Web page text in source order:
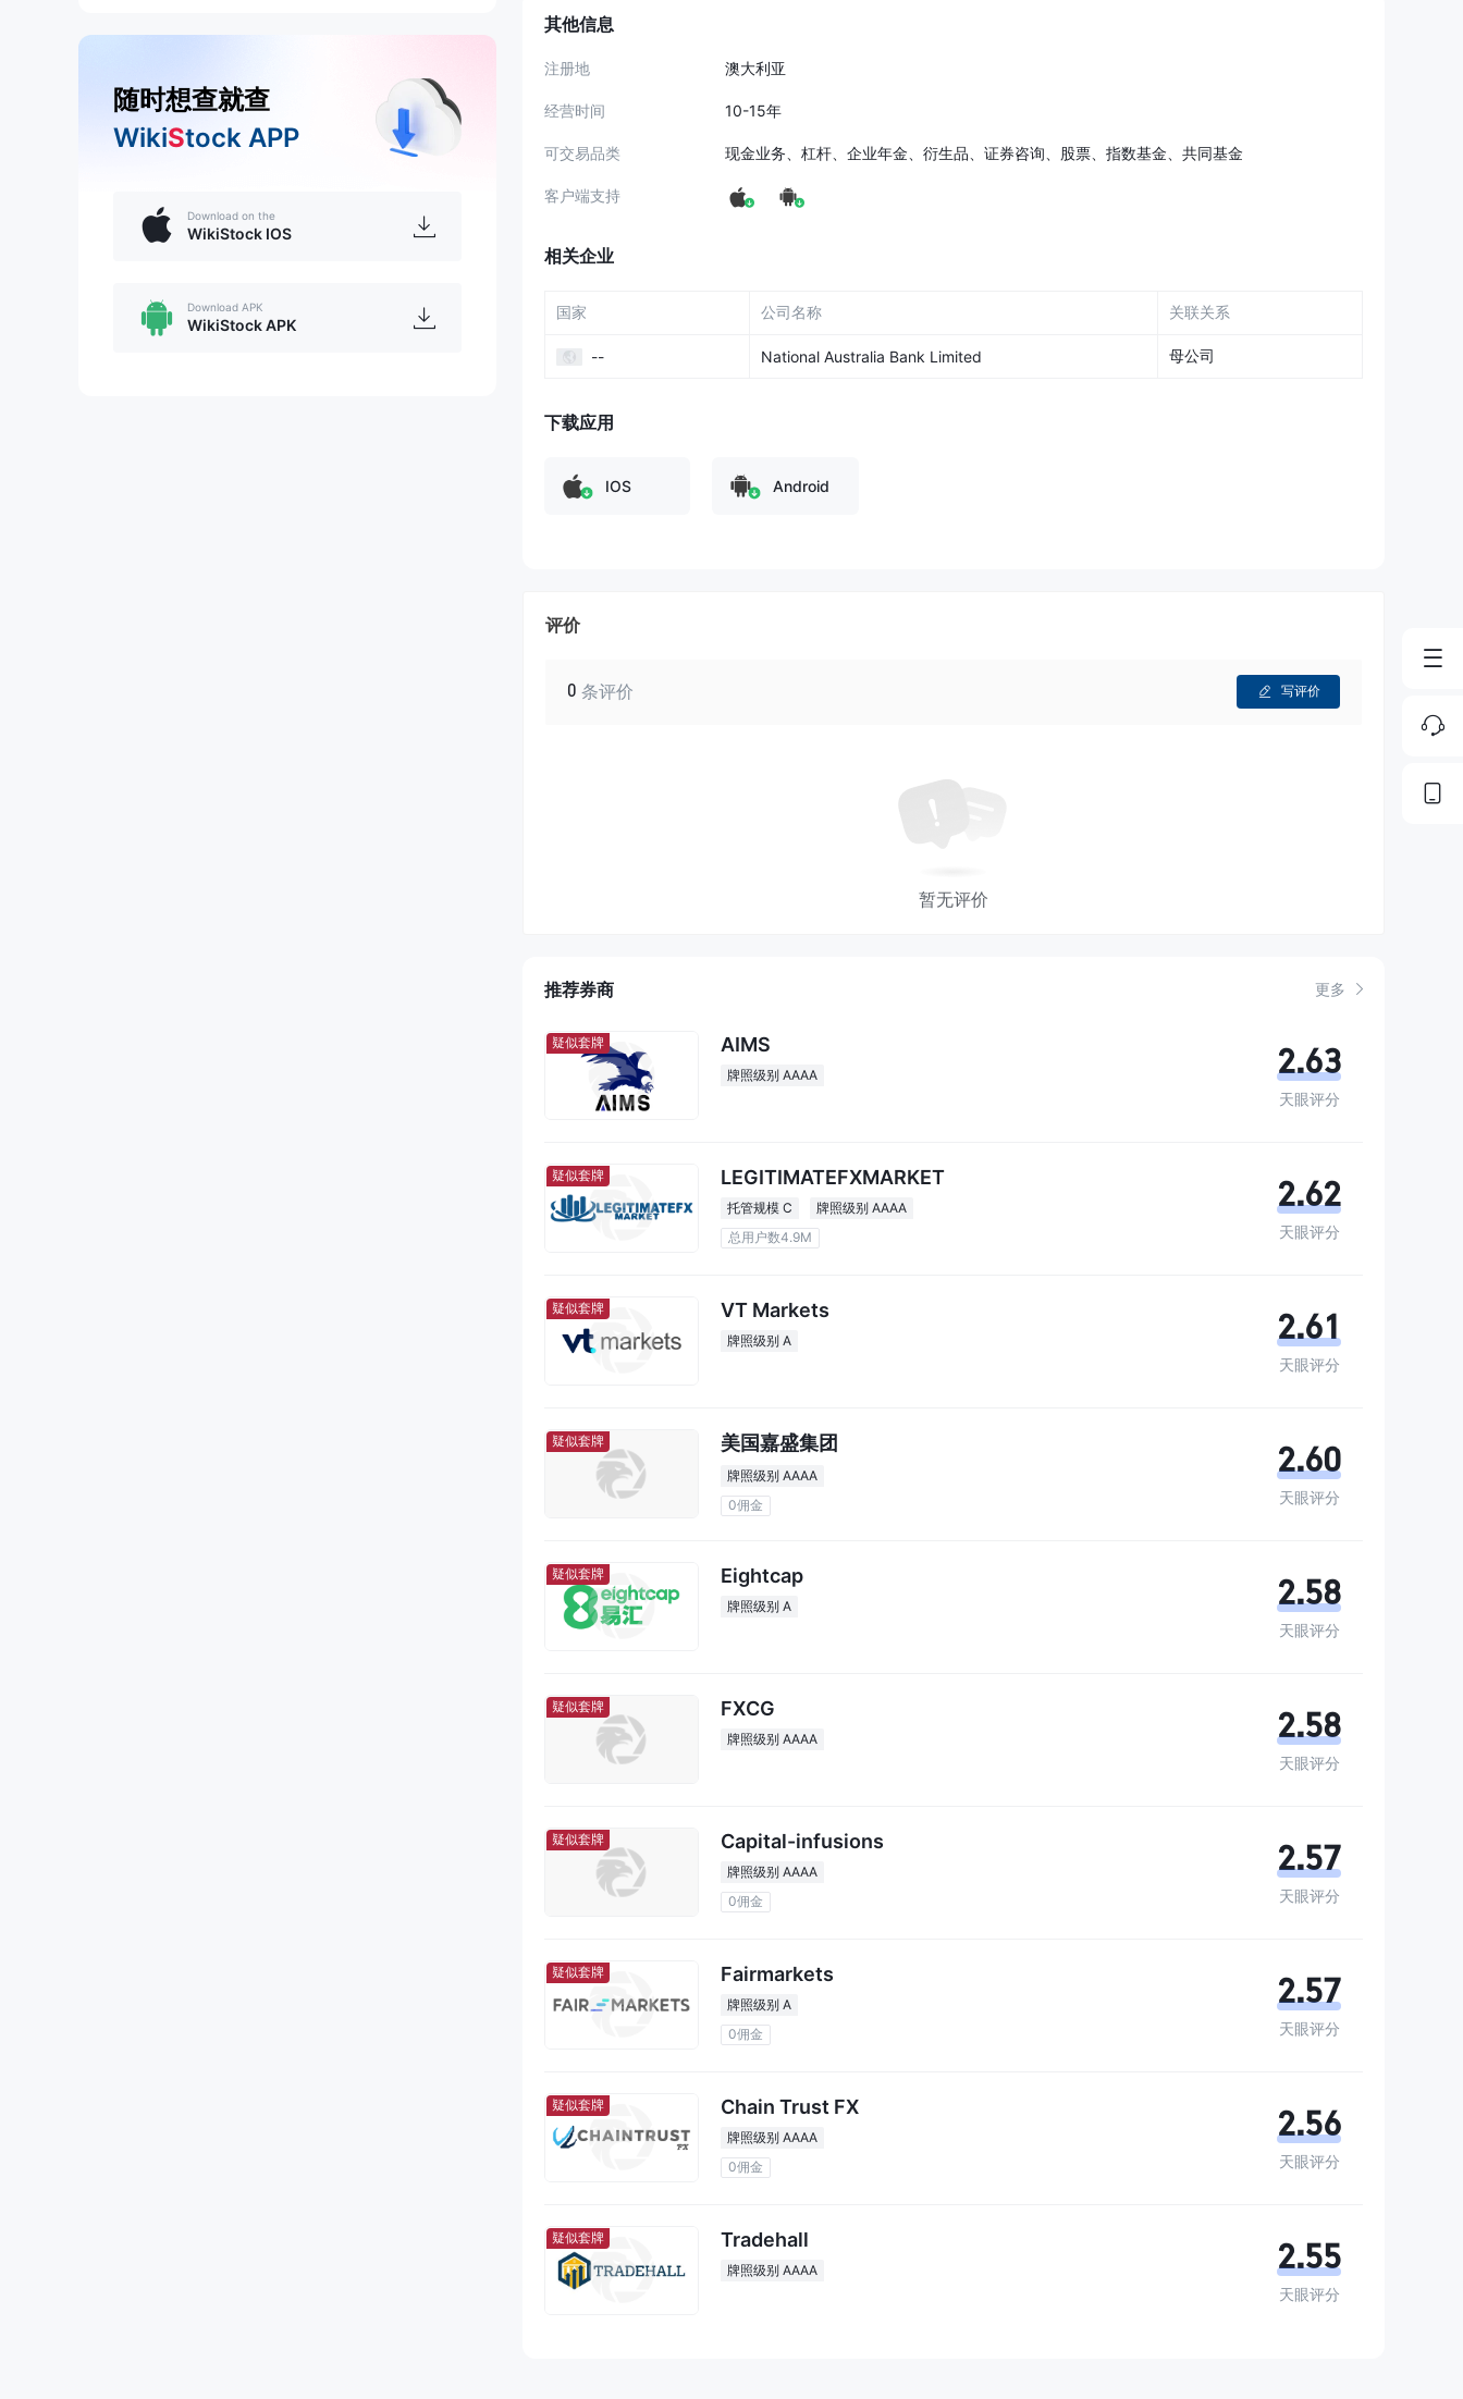
随时想查就查
WikiStock APP
Download on the
WikiStock IOS
Download APK
WikiStock APK
其他信息
注册地 澳大利亚
经营时间 10-15年
可交易品类 现金业务、杠杆、企业年金、衍生品、证券咨询、股票、指数基金、共同基金
客户端支持
相关企业
国家 公司名称 关联关系
-- National Australia Bank Limited 母公司
下载应用
IOS Android
评价
0 条评价 写评价
暂无评价
推荐券商 更多
疑似套牌 AIMS
牌照级别 AAAA 2.63
天眼评分
疑似套牌 LEGITIMATEFXMARKET
托管规模 C
牌照级别 AAAA
总用户数4.9M
2.62
天眼评分
疑似套牌 VT Markets
牌照级别 A 2.61
天眼评分
疑似套牌 美国嘉盛集团
牌照级别 AAAA
0佣金
2.60
天眼评分
疑似套牌 Eightcap
牌照级别 A 2.58
天眼评分
疑似套牌 FXCG
牌照级别 AAAA 2.58
天眼评分
疑似套牌 Capital-infusions
牌照级别 AAAA
0佣金
2.57
天眼评分
疑似套牌 Fairmarkets
牌照级别 A
0佣金
2.57
天眼评分
疑似套牌 Chain Trust FX
牌照级别 AAAA
0佣金
2.56
天眼评分
疑似套牌 Tradehall
牌照级别 AAAA 2.55
天眼评分